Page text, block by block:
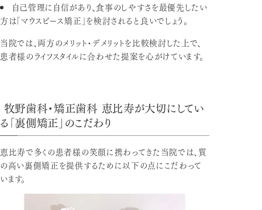
自己管理に自信があり、食事のしやすさを最優先したい
方は「マウスピース矯正」を検討されると良いでしょう。
当院では、両方のメリット・デメリットを比較検討した上で、
患者様のライフスタイルに合わせた提案を心がけています。
牧野歯科・矯正歯科 恵比寿が大切にしてい
る「裏側矯正」のこだわり
恵比寿で多くの患者様の笑顔に携わってきた当院では、質
の高い裏側矯正を提供するために以下の点にこだわって
います。